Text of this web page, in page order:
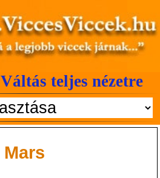
Váltás teljes nézetre
Mars